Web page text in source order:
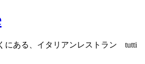
にある、イタリアンレストラン tutti